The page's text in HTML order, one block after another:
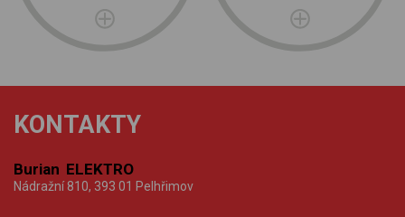
KONTAKTY
Burian ELEKTRO
Nádražní 810, 393 01 Pelhřimov